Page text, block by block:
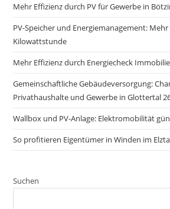
Mehr Effizienz durch PV für Gewerbe in
PV-Speicher und Energiemanagement:
Kilowattstunde
Mehr Effizienz durch Energiecheck
Gemeinschaftliche Gebäudeversorgung:
Privathaushalte und Gewerbe in Glottertal
Wallbox und PV-Anlage: Elektromobilität
So profitieren Eigentümer in Winden im
Suchen